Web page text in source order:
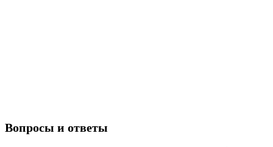
Вопросы и ответы